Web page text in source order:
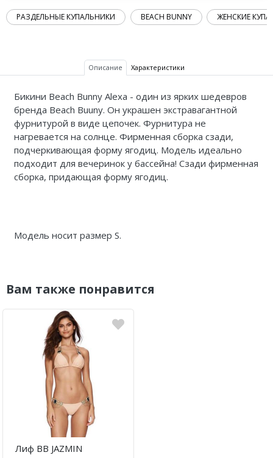
РАЗДЕЛЬНЫЕ КУПАЛЬНИКИ BEACH BUNNY ЖЕНСКИЕ
Описание Характеристики
Бикини Beach Bunny Alexa - один из ярких шедевров
бренда Beach Buuny. Он украшен экстравагантной
фурнитурой в виде цепочек. Фурнитура не
нагревается на солнце. Фирменная сборка сзади,
подчеркивающая форму ягодиц. Модель идеально
подходит для вечеринок у бассейна! Сзади фирменная
сборка, придающая форму ягодиц.
Модель носит размер S.
Вам также понравится
Лиф BB JAZMIN